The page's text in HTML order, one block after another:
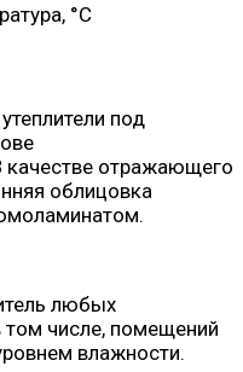
°C
под
качестве отражающего
облицовка
любых
числе, помещений
влажности.